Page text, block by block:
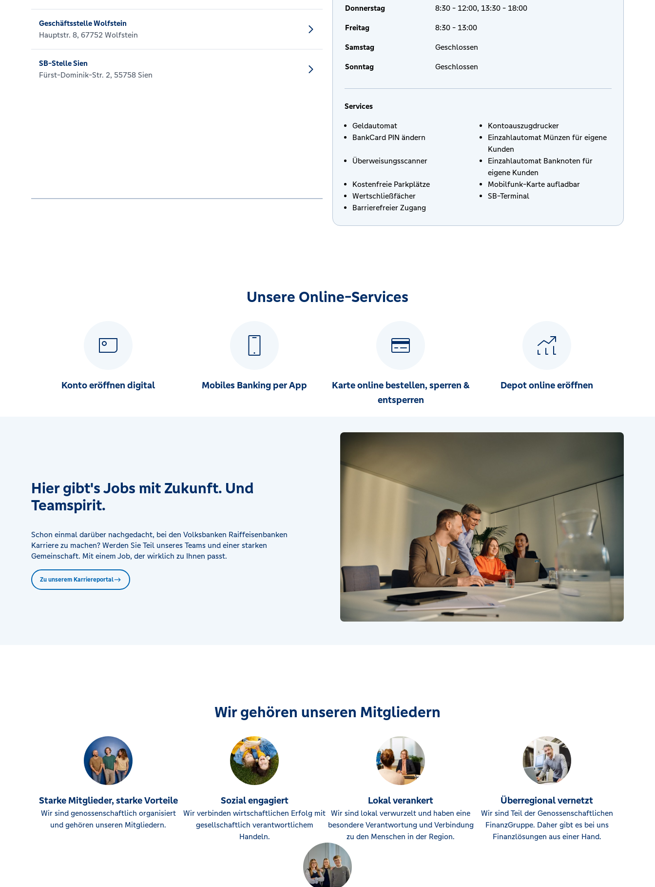
Geschäftsstelle Wolfstein
Hauptstr. 8, 67752 Wolfstein
SB-Stelle Sien
Fürst-Dominik-Str. 2, 55758 Sien
Donnerstag 8:30 - 12:00, 13:30 - 18:00
Freitag 8:30 - 13:00
Samstag Geschlossen
Sonntag Geschlossen
Services
Geldautomat
Kontoauszugdrucker
BankCard PIN ändern
Einzahlautomat Münzen für eigene
Kunden
Überweisungsscanner
Einzahlautomat Banknoten für
eigene Kunden
Kostenfreie Parkplätze
Mobilfunk-Karte aufladbar
Wertschließfächer
SB-Terminal
Barrierefreier Zugang
Unsere Online-Services
Konto eröffnen digital Mobiles Banking per App
Karte online bestellen, sperren &
entsperren
Depot online eröffnen
Hier gibt's Jobs mit Zukunft. Und
Teamspirit.
Schon einmal darüber nachgedacht, bei den Volksbanken Raiffeisenbanken
Karriere zu machen? Werden Sie Teil unseres Teams und einer starken
Gemeinschaft. Mit einem Job, der wirklich zu Ihnen passt.
Zu unserem Karriereportal
Wir gehören unseren Mitgliedern
Starke Mitglieder, starke Vorteile
Wir sind genossenschaftlich organisiert
und gehören unseren Mitgliedern.
Sozial engagiert
Wir verbinden wirtschaftlichen Erfolg mit
gesellschaftlich verantwortlichem
Handeln.
Lokal verankert
Wir sind lokal verwurzelt und haben eine
besondere Verantwortung und Verbindung
zu den Menschen in der Region.
Überregional vernetzt
Wir sind Teil der Genossenschaftlichen
FinanzGruppe. Daher gibt es bei uns
Finanzlösungen aus einer Hand.